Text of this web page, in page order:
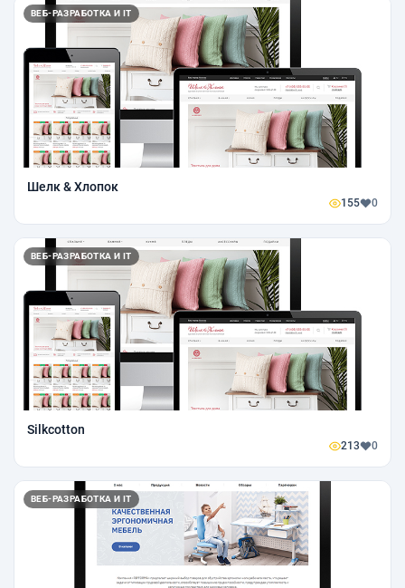
ВЕБ-РАЗРАБОТКА И IT
Шелк & Хлопок
155 0
ВЕБ-РАЗРАБОТКА И IT
Silkcotton
213 0
ВЕБ-РАЗРАБОТКА И IT